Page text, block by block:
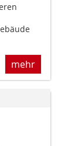
mehr